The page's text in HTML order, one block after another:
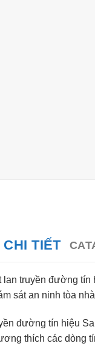
CHI TIẾT
lan truyền đường tín
sát an ninh tòa
đường tín hiệu
thích các dòng